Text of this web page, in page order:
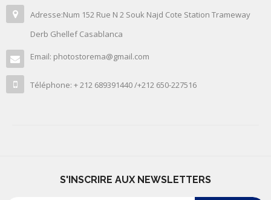
Adresse:Num 152 Rue N 2 Souk Najd Cote Station Trameway
Derb Ghellef Casablanca
Email: photostorema@gmail.com
Téléphone: + 212 689391440 /+212 650-227516
S'INSCRIRE AUX NEWSLETTERS